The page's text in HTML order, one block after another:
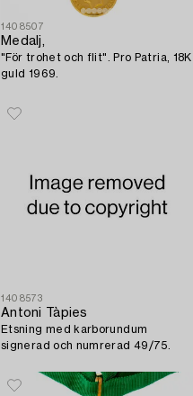
1408507
Medalj,
"För trohet och flit". Pro Patria, 18K
guld 1969.
1408573
Antoni Tàpies
Etsning med karborundum
signerad och numrerad 49/75.